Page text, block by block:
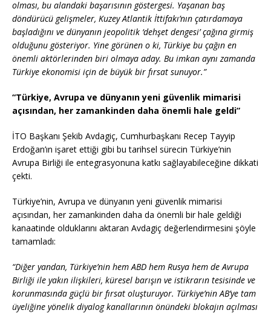
olması, bu alandaki başarısının göstergesi. Yaşanan baş
döndürücü gelişmeler, Kuzey Atlantik İttifakı’nın çatırdamaya
başladığını ve dünyanın jeopolitik ‘dehşet dengesi’ çağına girmiş
olduğunu gösteriyor. Yine görünen o ki, Türkiye bu çağın en
önemli aktörlerinden biri olmaya aday. Bu imkan aynı zamanda
Türkiye ekonomisi için de büyük bir fırsat sunuyor.”
“Türkiye, Avrupa ve dünyanın yeni güvenlik mimarisi
açısından, her zamankinden daha önemli hale geldi”
İTO Başkanı Şekib Avdagiç, Cumhurbaşkanı Recep Tayyip
Erdoğan’ın işaret ettiği gibi bu tarihsel sürecin Türkiye’nin
Avrupa Birliği ile entegrasyonuna katkı sağlayabileceğine dikkati
çekti.
Türkiye’nin, Avrupa ve dünyanın yeni güvenlik mimarisi
açısından, her zamankinden daha da önemli bir hale geldiği
kanaatinde olduklarını aktaran Avdagiç değerlendirmesini şöyle
tamamladı:
“Diğer yandan, Türkiye’nin hem ABD hem Rusya hem de Avrupa
Birliği ile yakın ilişkileri, küresel barışın ve istikrarın tesisinde ve
korunmasında güçlü bir fırsat oluşturuyor. Türkiye’nin AB’ye tam
üyeliğine yönelik diyalog kanallarının önündeki blokajın açılması